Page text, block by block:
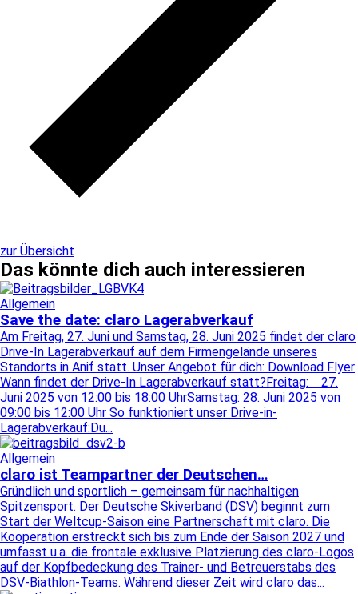
zur Übersicht
Das könnte dich auch interessieren
Allgemein
Save the date: claro Lagerabverkauf
Am Freitag, 27. Juni und Samstag, 28. Juni 2025 findet der claro
Drive-In Lagerabverkauf auf dem Firmengelände unseres
Standorts in Anif statt. Unser Angebot für dich: Download Flyer
Wann findet der Drive-In Lagerabverkauf statt?Freitag: 27.
Juni 2025 von 12:00 bis 18:00 UhrSamstag: 28. Juni 2025 von
09:00 bis 12:00 Uhr So funktioniert unser Drive-in-
Lagerabverkauf:Du...
Allgemein
claro ist Teampartner der Deutschen…
Gründlich und sportlich – gemeinsam für nachhaltigen
Spitzensport. Der Deutsche Skiverband (DSV) beginnt zum
Start der Weltcup-Saison eine Partnerschaft mit claro. Die
Kooperation erstreckt sich bis zum Ende der Saison 2027 und
umfasst u.a. die frontale exklusive Platzierung des claro-Logos
auf der Kopfbedeckung des Trainer- und Betreuerstabs des
DSV-Biathlon-Teams. Während dieser Zeit wird claro das...